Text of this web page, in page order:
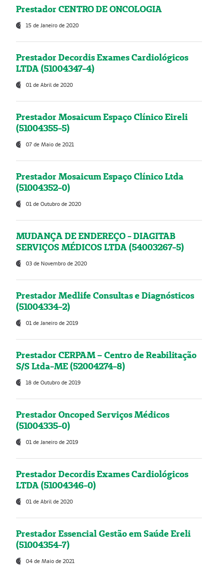
Prestador CENTRO DE ONCOLOGIA
15 de Janeiro de 2020
Prestador Decordis Exames Cardiológicos
LTDA (51004347-4)
01 de Abril de 2020
Prestador Mosaicum Espaço Clínico Eireli
(51004355-5)
07 de Maio de 2021
Prestador Mosaicum Espaço Clínico Ltda
(51004352-0)
01 de Outubro de 2020
MUDANÇA DE ENDEREÇO - DIAGITAB
SERVIÇOS MÉDICOS LTDA (54003267-5)
03 de Novembro de 2020
Prestador Medlife Consultas e Diagnósticos
(51004334-2)
01 de Janeiro de 2019
Prestador CERPAM – Centro de Reabilitação
S/S Ltda-ME (52004274-8)
18 de Outubro de 2019
Prestador Oncoped Serviços Médicos
(51004335-0)
01 de Janeiro de 2019
Prestador Decordis Exames Cardiológicos
LTDA (51004346-0)
01 de Abril de 2020
Prestador Essencial Gestão em Saúde Ereli
(51004354-7)
04 de Maio de 2021